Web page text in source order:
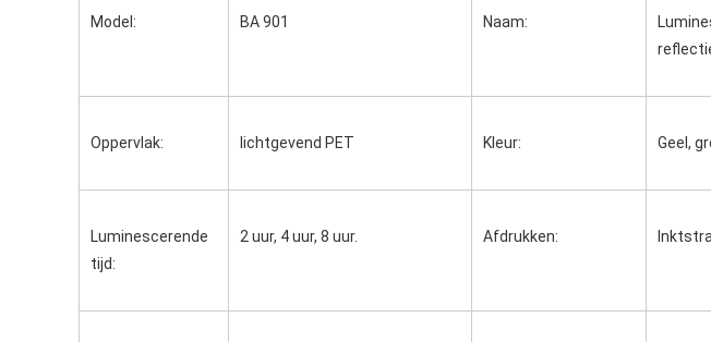
Model: BA 901 Naam:
Oppervlak: lichtgevend PET Kleur: Geel,
Luminescerende
tijd:
2 uur, 4 uur, 8 uur. Afdrukken: